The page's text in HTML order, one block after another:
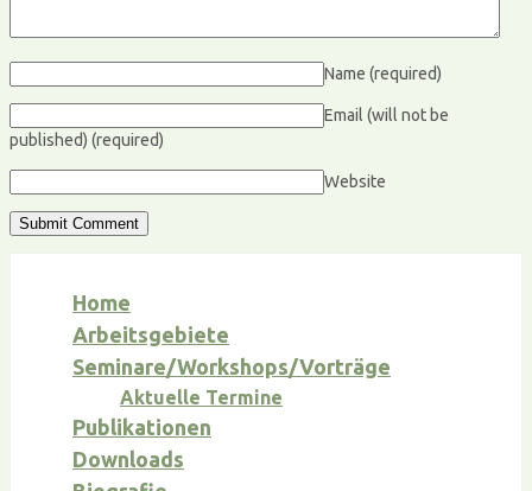
Name (required)
Email (will not be
published) (required)
Website
Home
Arbeitsgebiete
Seminare/Workshops/Vorträge
Aktuelle Termine
Publikationen
Downloads